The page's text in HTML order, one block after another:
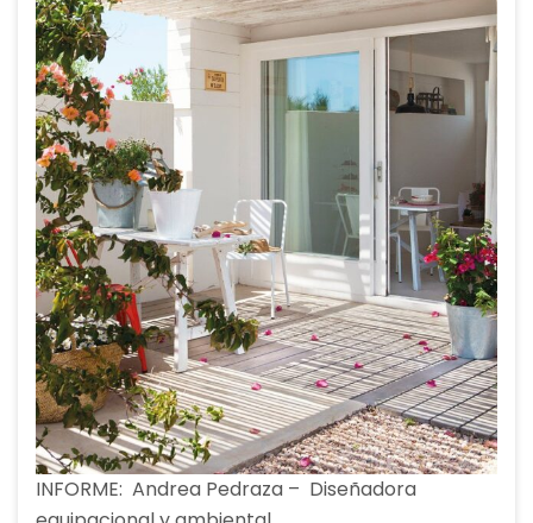
INFORME: Andrea Pedraza – Diseñadora